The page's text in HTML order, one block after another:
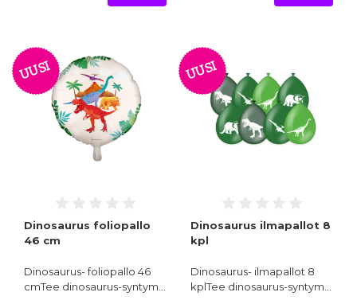
UUSI
Dinosaurus foliopallo
46 cm
Dinosaurus- foliopallo 46
cmTee dinosaurus-syntym…
UUSI
Dinosaurus ilmapallot 8
kpl
Dinosaurus- ilmapallot 8
kplTee dinosaurus-syntym…